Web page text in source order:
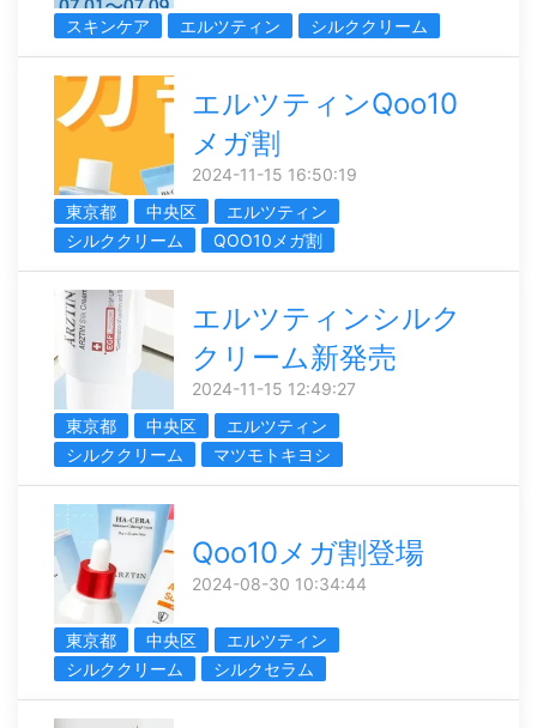
スキンケア
エルツティン シルククリーム
エルツティンQoo10
メガ割
2024-11-15 16:50:19
東京都
中央区
エルツティン
シルククリーム
QOO10メガ割
エルツティンシルク
クリーム新発売
2024-11-15 12:49:27
東京都
中央区
エルツティン
シルククリーム
マツモトキヨシ
Qoo10メガ割登場
2024-08-30 10:34:44
東京都 中央区
エルツティン
シルククリーム
シルクセラム